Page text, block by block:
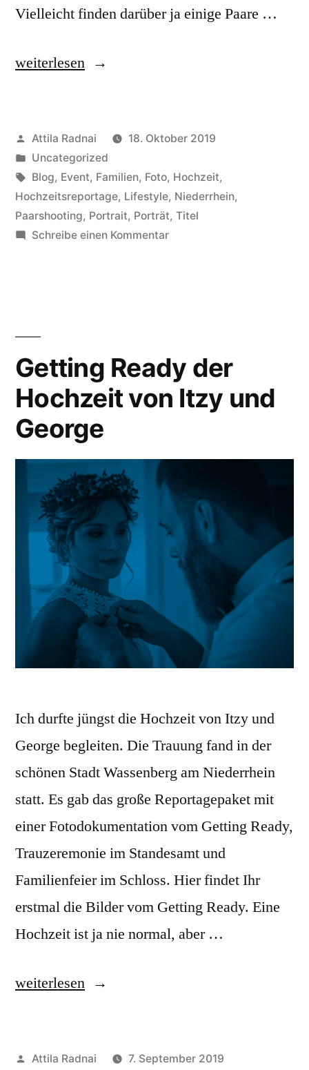
Vielleicht finden darüber ja einige Paare …
„Hochzeit
und
George“
weiterlesen
Veröffentlicht
von
Attila Radnai
18. Oktober 2019
Veröffentlicht
in
Uncategorized
Schlagwörter:
Blog, Event, Familien, Foto, Hochzeit,
Hochzeitsreportage, Lifestyle, Niederrhein,
Paarshooting, Portrait, Porträt, Titel
Schreibe einen Kommentarzu
Getting Ready der
Hochzeit von Itzy und
George
Ich durfte jüngst die Hochzeit von Itzy und
George begleiten. Die Trauung fand in der
schönen Stadt Wassenberg am Niederrhein
statt. Es gab das große Reportagepaket mit
einer Fotodokumentation vom Getting Ready,
Trauzeremonie im Standesamt und
Familienfeier im Schloss. Hier findet Ihr
erstmal die Bilder vom Getting Ready. Eine
Hochzeit ist ja nie normal, aber …
„Getting
Hochzeit
weiterlesen
Veröffentlicht
Attila Radnai 7. September 2019